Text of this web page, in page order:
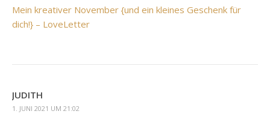
Mein kreativer November {und ein kleines Geschenk für
dich!} – LoveLetter
JUDITH
1. JUNI 2021 UM 21:02